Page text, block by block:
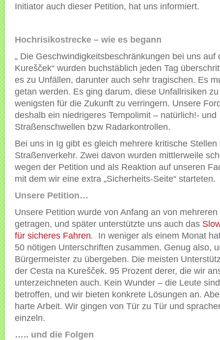
Initiator auch dieser Petition, hat uns informiert.
Hochrisikostrecke – wie es begann
„ Die Geschwindigkeitsbeschränkungen bei uns auf
Kurešček“ wurden buchstäblich jeden Tag
es zu Unfällen, darunter auch sehr tragischen. Es
getan werden. Es ging darum, diese Unfallrisiken
wenigsten für die Zukunft zu verringern. Unsere
deshalb ein niedrigeres Tempolimit – natürlich!- und
Straßenschwellen bzw Radarkontrollen.
Bei uns in Ig gibt es gleich mehrere kritische Stellen
Straßenverkehr. Zwei davon wurden mittlerweile
wegen der Petition und als Reaktion auf unseren
mit dem wir eine extra „Sicherheits-Seite“ starteten.
Unsere Petition…
Unsere Petition wurde von Anfang an von
getragen, und später unterstützte uns auch das
für sicheres Fahren. In weniger als einem Monat
50 nötigen Unterschriften zusammen. Genug also,
Bürgermeister zu übergeben. Die meisten
der Cesta na Kurešček. 95 Prozent derer, die wir
unterzeichneten auch. Kein Wunder – die Leute
betroffen, und wir bieten konkrete Lösungen an.
harte Arbeit. Wir gingen von Tür zu Tür und
einzeln.
….. und die Folgen